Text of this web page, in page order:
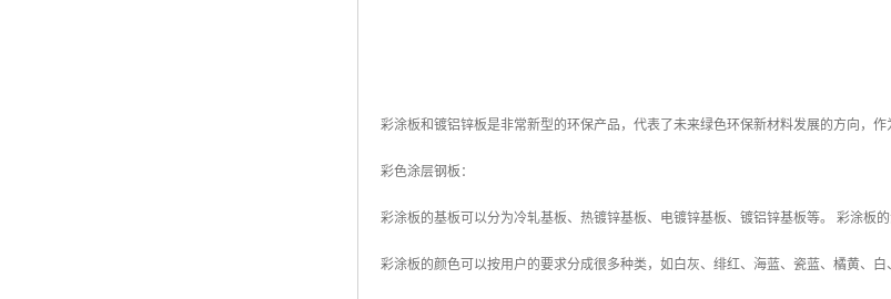
彩涂板和镀铝锌板是非常新型的环保产品，代表了未来绿色环保新材料发展的方向，
彩色涂层钢板：
彩涂板的基板可以分为冷轧基板、热镀锌基板、电镀锌基板、镀铝锌基板等。 彩涂
彩涂板的颜色可以按用户的要求分成很多种类，如白灰、绯红、海蓝、瓷蓝、橘黄、